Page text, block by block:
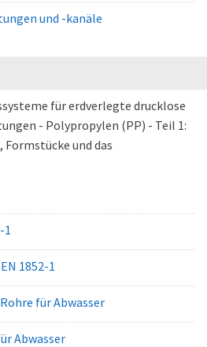
und -kanäle
für erdverlegte drucklose
- Polypropylen (PP) - Teil 1:
und das
1
1852-1
für Abwasser
Abwasser